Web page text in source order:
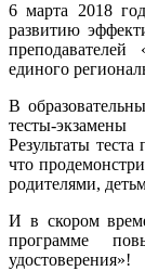
6 марта 2018
развитию
единого
В
тесты-
Результаты
что
родителями,
И в скором
программе
удостоверения»!